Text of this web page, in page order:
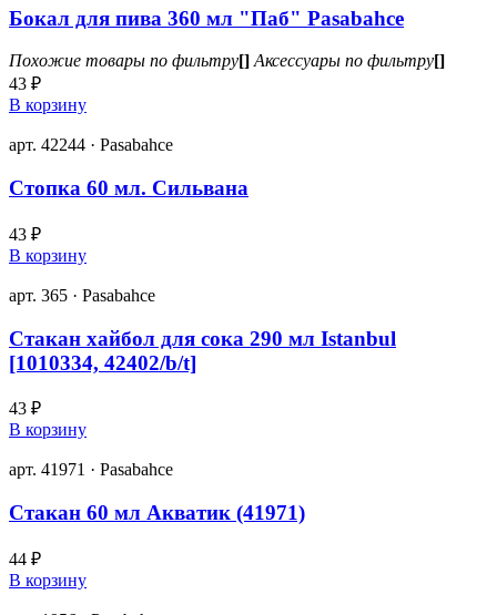
Бокал для пива 360 мл "Паб" Pasabahce
Похожие товары по фильтру[] Аксессуары по фильтру[]
43 ₽
В корзину
арт. 42244 · Pasabahce
Стопка 60 мл. Сильвана
43 ₽
В корзину
арт. 365 · Pasabahce
Стакан хайбол для сока 290 мл Istanbul
[1010334, 42402/b/t]
43 ₽
В корзину
арт. 41971 · Pasabahce
Стакан 60 мл Акватик (41971)
44 ₽
В корзину